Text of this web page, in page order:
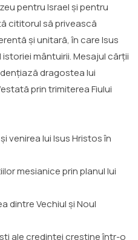
pentru Israel și pentru
cititorul să privească
și unitară, în care Isus
mântuirii. Mesajul cărții
dragostea lui
prin trimiterea Fiului
venirea lui Isus Hristos în
mesianice prin planul lui
dintre Vechiul și Noul
ale credinței creștine într-o